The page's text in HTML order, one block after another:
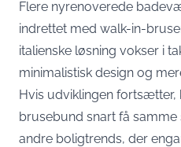
Flere nyrenoverede
indrettet med walk-in-
italienske løsning vokser i
minimalistisk design og
Hvis udviklingen fortsætter,
brusebund snart få
andre boligtrends, der